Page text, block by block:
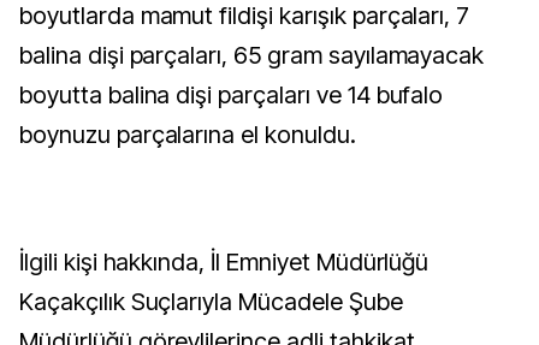
boyutlarda mamut fildişi karışık parçaları, 7
balina dişi parçaları, 65 gram sayılamayacak
boyutta balina dişi parçaları ve 14 bufalo
boynuzu parçalarına el konuldu.
İlgili kişi hakkında, İl Emniyet Müdürlüğü
Kaçakçılık Suçlarıyla Mücadele Şube